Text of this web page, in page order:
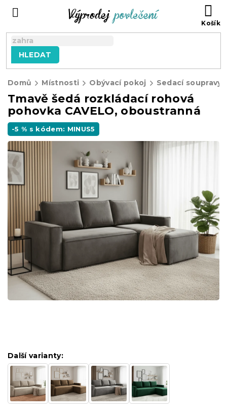
HLEDAT
Domů Místnosti Obývací pokoj Sedací soupravy
Tmavě šedá rozkládací rohová
pohovka CAVELO, oboustranná
-5 % s kódem: MINUS5
Další varianty: